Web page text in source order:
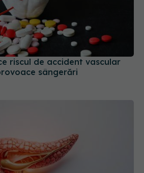
riscul de accident vascular
sângerări